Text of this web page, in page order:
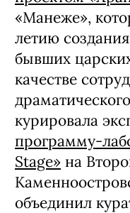
«Манеже»,
летию
бывших
качестве
курировала
программу-
Stage» на
объединил